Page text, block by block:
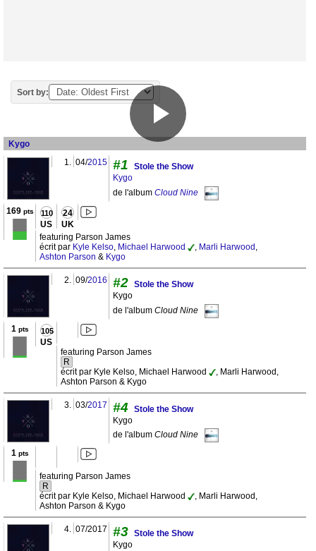
Sort by:
Kygo
1. 04/2015 #1
Stole the Show
Kygo
de l'album Cloud Nine
169pts
110
US
24
UK
featuring Parson James
écrit par Kyle Kelso, Michael Harwood , Marli Harwood,
Ashton Parson & Kygo
2. 09/2016 #2 Stole the Show
Kygo
de l'album Cloud Nine
1 pts
105
US
featuring Parson James
R
écrit par Kyle Kelso, Michael Harwood
, Marli Harwood,
Ashton Parson & Kygo
3. 03/2017 #4 Stole the Show
Kygo
de l'album Cloud Nine
1pts
featuring Parson James
R
écrit par Kyle Kelso, Michael Harwood
, Marli Harwood,
Ashton Parson & Kygo
4. 07/2017 #3 Stole the Show
Kygo